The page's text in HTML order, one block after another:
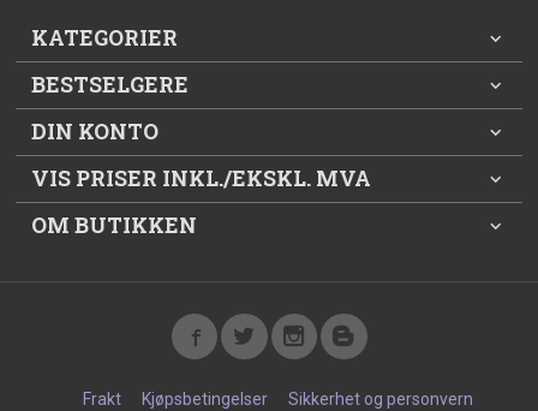
KATEGORIER
BESTSELGERE
DIN KONTO
VIS PRISER INKL./EKSKL. MVA
OM BUTIKKEN
Frakt Kjøpsbetingelser Sikkerhet og personvern